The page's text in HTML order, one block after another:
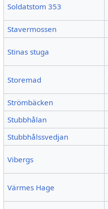
Soldatstom 353
Stavermossen
Stinas stuga
Storemad
Strömbäcken
Stubbhålan
Stubbhålssvedjan
Vibergs
Värmes Hage